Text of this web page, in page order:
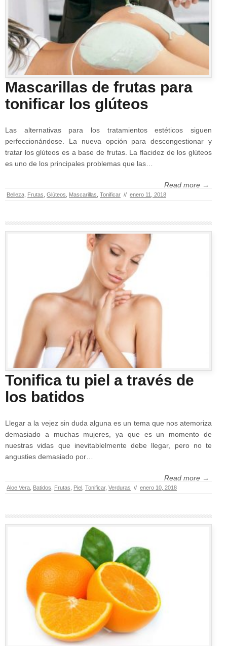
Mascarillas de frutas para
tonificar los glúteos
Las alternativas para los tratamientos estéticos siguen
perfeccionándose. La nueva opción para descongestionar y
tratar los glúteos es a base de frutas. La flacidez de los glúteos
es uno de los principales problemas que las…
Read more →
Belleza Frutas Glúteos Mascarillas Tonificar // enero 11, 2018
Tonifica tu piel a través de
los batidos
Llegar a la vejez sin duda alguna es un tema que nos atemoriza
demasiado a muchas mujeres, ya que es un momento de
nuestras vidas que inevitablelmente debe llegar, pero no te
angusties demasiado por…
Read more →
Aloe Vera Batidos Frutas Piel Tonificar, Verduras // enero 10, 2018